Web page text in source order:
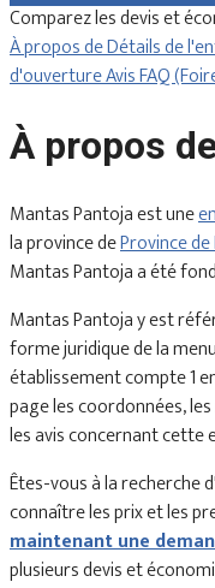
Comparez les devis et
À propos deDétails de
d'ouvertureAvisFAQ
À propos
Mantas Pantoja est une
la province deProvince
Mantas Pantoja a été
Mantas Pantoja y est
forme juridique de la
établissement compte 1
page les coordonnées,
les avis concernant cette
Êtes-vous à la recherche
connaître les prix et les
maintenant une
plusieurs devis et